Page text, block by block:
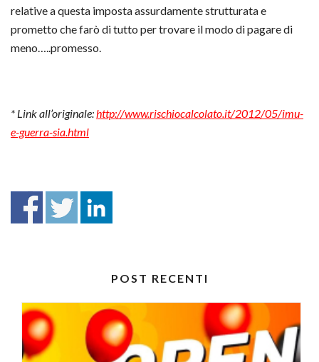
relative a questa imposta assurdamente strutturata e
prometto che farò di tutto per trovare il modo di pagare di
meno…..promesso.
* Link all’originale: http://www.rischiocalcolato.it/2012/05/imu-
e-guerra-sia.html
POST RECENTI